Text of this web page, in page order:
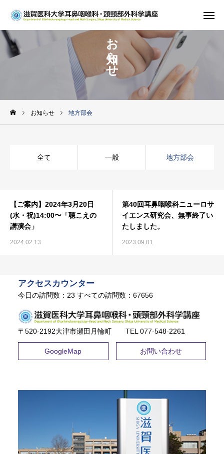
お知らせ
お知らせ 地方部会
全て 一般 地方部会
【ご案内】2024年3月20日
(水・祝)14:00〜「聴こえの
講演会」
2024.02.13
第40回耳鼻咽喉科ニューロサ
イエンス研究会、無事終了い
たしました。
2023.09.01
アクセスカウンター
今日の訪問数： 23 すべての訪問数： 67656
〒520-2192大津市瀬田月輪町 TEL ​077-548-2261
GoogleMap お問い合わせ
ホーム
研究